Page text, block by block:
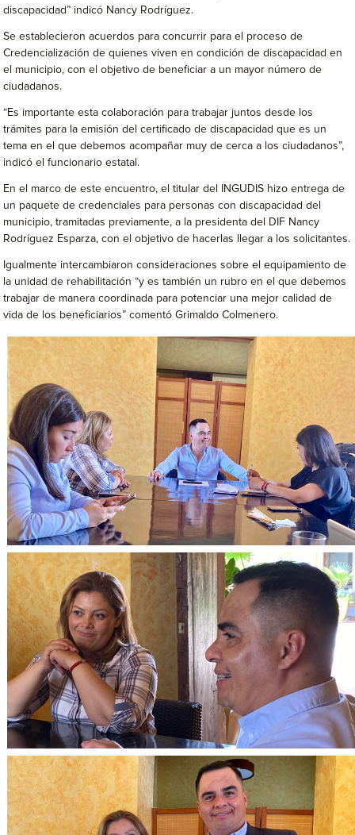
discapacidad” indicó Nancy Rodríguez.
Se establecieron acuerdos para concurrir para el proceso de
Credencialización de quienes viven en condición de discapacidad en
el municipio, con el objetivo de beneficiar a un mayor número de
ciudadanos.
“Es importante esta colaboración para trabajar juntos desde los
trámites para la emisión del certificado de discapacidad que es un
tema en el que debemos acompañar muy de cerca a los ciudadanos”,
indicó el funcionario estatal.
En el marco de este encuentro, el titular del INGUDIS hizo entrega de
un paquete de credenciales para personas con discapacidad del
municipio, tramitadas previamente, a la presidenta del DIF Nancy
Rodríguez Esparza, con el objetivo de hacerlas llegar a los solicitantes.
Igualmente intercambiaron consideraciones sobre el equipamiento de
la unidad de rehabilitación “y es también un rubro en el que debemos
trabajar de manera coordinada para potenciar una mejor calidad de
vida de los beneficiarios” comentó Grimaldo Colmenero.